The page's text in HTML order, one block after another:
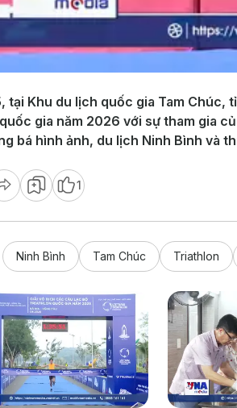
tại Khu du lịch quốc gia Tam Chúc,
gia năm 2026 với sự tham gia
bá hình ảnh, du lịch Ninh Bình và
1
Ninh Bình Tam Chúc Triathlon